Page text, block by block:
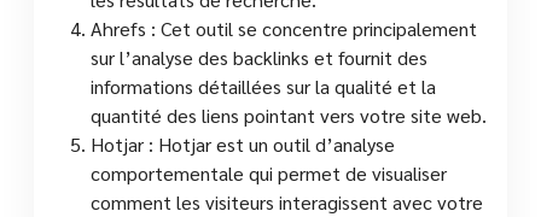
Ahrefs : Cet outil se concentre principalement
sur l’analyse des backlinks et fournit des
informations détaillées sur la qualité et la
quantité des liens pointant vers votre site web.
Hotjar : Hotjar est un outil d’analyse
comportementale qui permet de visualiser
comment les visiteurs interagissent avec votre